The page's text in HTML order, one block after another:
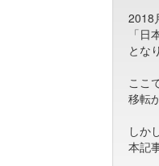
2018
「
とな
ここ
移転
しか
本記